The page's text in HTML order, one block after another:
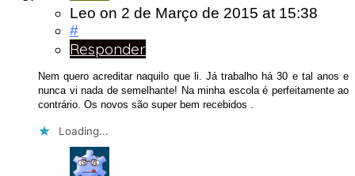
Leo on 2 de Março de 2015 at 15:38
#
Responder
Nem quero acreditar naquilo que li. Já trabalho há 30 e tal anos e
nunca vi nada de semelhante! Na minha escola é perfeitamente ao
contrário. Os novos são super bem recebidos .
Loading...